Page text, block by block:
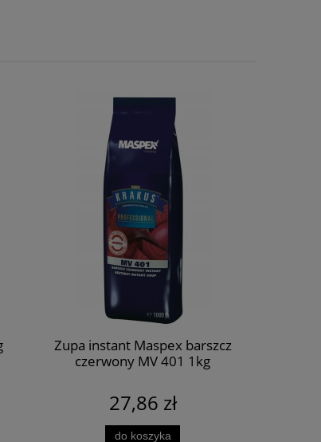
Zupa instant Maspex barszcz
czerwony MV 401 1kg
27,86 zł
do koszyka